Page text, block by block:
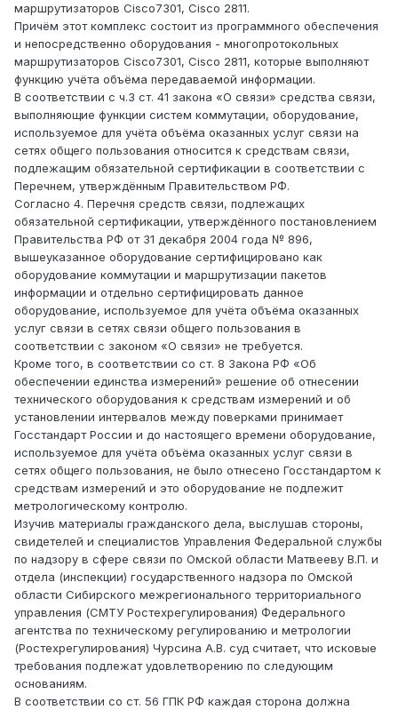
маршрутизаторов Cisco7301, Cisco 2811.
Причём этот комплекс состоит из программного обеспечения
и непосредственно оборудования - многопротокольных
маршрутизаторов Cisco7301, Cisco 2811, которые выполняют
функцию учёта объёма передаваемой информации.
В соответствии с ч.3 ст. 41 закона «О связи» средства связи,
выполняющие функции систем коммутации, оборудование,
используемое для учёта объёма оказанных услуг связи на
сетях общего пользования относится к средствам связи,
подлежащим обязательной сертификации в соответствии с
Перечнем, утверждённым Правительством РФ.
Согласно 4. Перечня средств связи, подлежащих
обязательной сертификации, утверждённого постановлением
Правительства РФ от 31 декабря 2004 года № 896,
вышеуказанное оборудование сертифицировано как
оборудование коммутации и маршрутизации пакетов
информации и отдельно сертифицировать данное
оборудование, используемое для учёта объёма оказанных
услуг связи в сетях связи общего пользования в
соответствии с законом «О связи» не требуется.
Кроме того, в соответствии со ст. 8 Закона РФ «Об
обеспечении единства измерений» решение об отнесении
технического оборудования к средствам измерений и об
установлении интервалов между поверками принимает
Госстандарт России и до настоящего времени оборудование,
используемое для учёта объёма оказанных услуг связи в
сетях общего пользования, не было отнесено Госстандартом к
средствам измерений и это оборудование не подлежит
метрологическому контролю.
Изучив материалы гражданского дела, выслушав стороны,
свидетелей и специалистов Управления Федеральной службы
по надзору в сфере связи по Омской области Матвееву В.П. и
отдела (инспекции) государственного надзора по Омской
области Сибирского межрегионального территориального
управления (СМТУ Ростехрегулирования) Федерального
агентства по техническому регулированию и метрологии
(Ростехрегулирования) Чурсина А.В. суд считает, что исковые
требования подлежат удовлетворению по следующим
основаниям.
В соответствии со ст. 56 ГПК РФ каждая сторона должна